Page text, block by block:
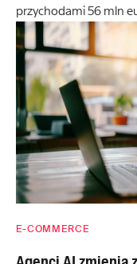
przychodami 56 mln
E-COMMERCE